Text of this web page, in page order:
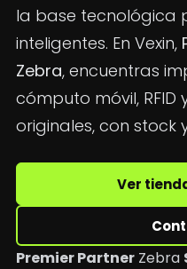
la base tecnológica
inteligentes. En Vexin,
Zebra, encuentras
cómputo móvil, RFID
originales, con stock
Ver
Premier Partner Zebra